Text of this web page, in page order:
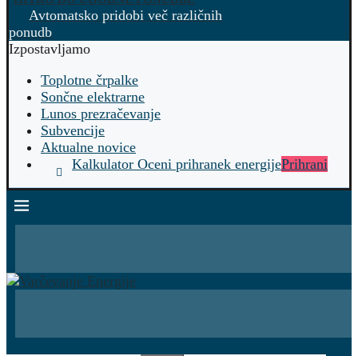
Avtomatsko pridobi več različnih
ponudb
Izpostavljamo
Toplotne črpalke
Sončne elektrarne
Lunos prezračevanje
Subvencije
Aktualne novice
Kalkulator Oceni prihranek energijePrihrani